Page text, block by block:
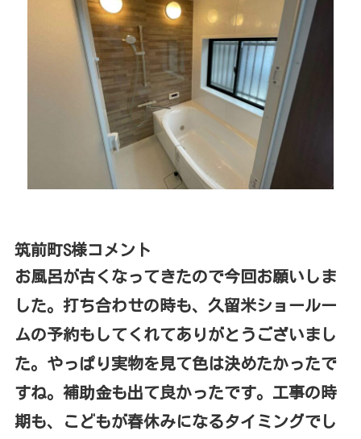
筑前町S様コメント
お風呂が古くなってきたので今回お願いしま
した。打ち合わせの時も、久留米ショールー
ムの予約もしてくれてありがとうございまし
た。やっぱり実物を見て色は決めたかったで
すね。補助金も出て良かったです。工事の時
期も、こどもが春休みになるタイミングでし